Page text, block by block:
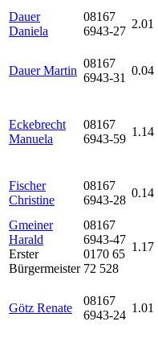
Dauer
Daniela
08167
6943-27
2.01
Dauer Martin
08167
6943-31
0.04
Eckebrecht
Manuela
08167
6943-59
1.14
Fischer
Christine
08167
6943-28
0.14
Gmeiner
Harald
Erster
Bürgermeister
08167
6943-47
0170 65
72 528
1.17
Götz Renate
08167
6943-24
1.01